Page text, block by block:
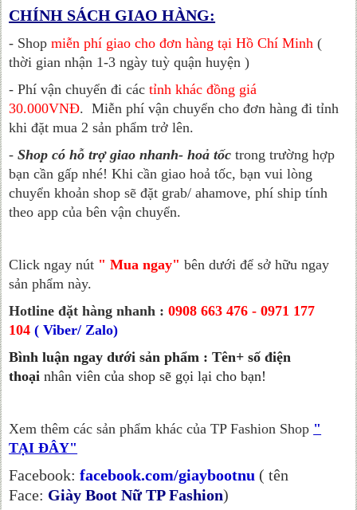
CHÍNH SÁCH GIAO HÀNG:
- Shopmiễn phí giao cho đơn hàng tại Hồ Chí Minh (
thời gian nhận 1-3 ngày tuỳ quận huyện )
- Phí vận chuyển đi cáctỉnh khác đồng giá
30.000VNĐ. Miễn phí vận chuyển cho đơn hàng đi tỉnh
khi đặt mua 2 sản phẩm trở lên.
-Shop có hỗ trợ giao nhanh- hoả tốc trong trường hợp
bạn cần gấp nhé! Khi cần giao hoả tốc, bạn vui lòng
chuyển khoản shop sẽ đặt grab/ ahamove, phí ship tính
theo app của bên vận chuyển.
Click ngay nút " Mua ngay"bên dưới để sở hữu ngay
sản phẩm này.
Hotline đặt hàng nhanh :0908 663 476 - 0971 177
104 ( Viber/ Zalo)
Bình luận ngay dưới sản phẩm : Tên+ số điện
thoại nhân viên của shop sẽ gọi lại cho bạn!
Xem thêm các sản phẩm khác của TP Fashion Shop "
TẠI ĐÂY"
Facebook:facebook.com/giaybootnu ( tên
Face: Giày Boot Nữ TP Fashion)